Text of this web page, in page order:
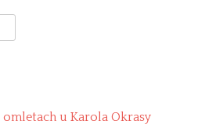
u Karola Okrasy